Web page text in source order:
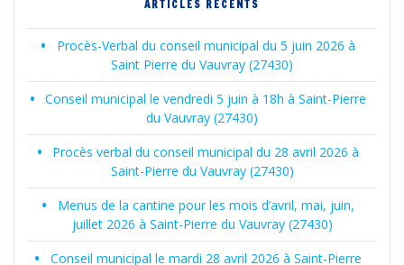
ARTICLES RÉCENTS
Procès-Verbal du conseil municipal du 5 juin 2026 à
Saint Pierre du Vauvray (27430)
Conseil municipal le vendredi 5 juin à 18h à Saint-Pierre
du Vauvray (27430)
Procès verbal du conseil municipal du 28 avril 2026 à
Saint-Pierre du Vauvray (27430)
Menus de la cantine pour les mois d’avril, mai, juin,
juillet 2026 à Saint-Pierre du Vauvray (27430)
Conseil municipal le mardi 28 avril 2026 à Saint-Pierre